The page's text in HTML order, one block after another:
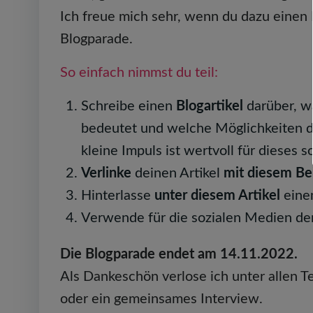
Ich freue mich sehr, wenn du dazu
Blogparade.
So einfach nimmst du teil:
Schreibe einen Blogartikel darüber,
bedeutet und welche Möglichkeiten
kleine Impuls ist wertvoll für dieses
Verlinke deinen Artikel mit diesem
Hinterlasse unter diesem Artikel
Verwende für die sozialen Medien
Die Blogparade endet am 14.11.2022.
Als Dankeschön verlose ich unter allen
oder ein gemeinsames Interview.